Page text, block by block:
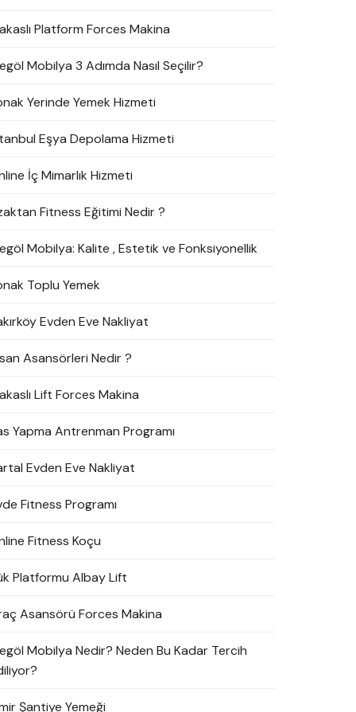
Platform Forces Makina
Mobilya 3 Adımda Nasıl Seçilir?
Yerinde Yemek Hizmeti
Eşya Depolama Hizmeti
İç Mimarlık Hizmeti
Fitness Eğitimi Nedir ?
Mobilya: Kalite , Estetik ve Fonksiyonellik
Toplu Yemek
Evden Eve Nakliyat
Asansörleri Nedir ?
Lift Forces Makina
Yapma Antrenman Programı
Evden Eve Nakliyat
Fitness Programı
Fitness Koçu
Platformu Albay Lift
Asansörü Forces Makina
Mobilya Nedir? Neden Bu Kadar Tercih
Şantiye Yemeği